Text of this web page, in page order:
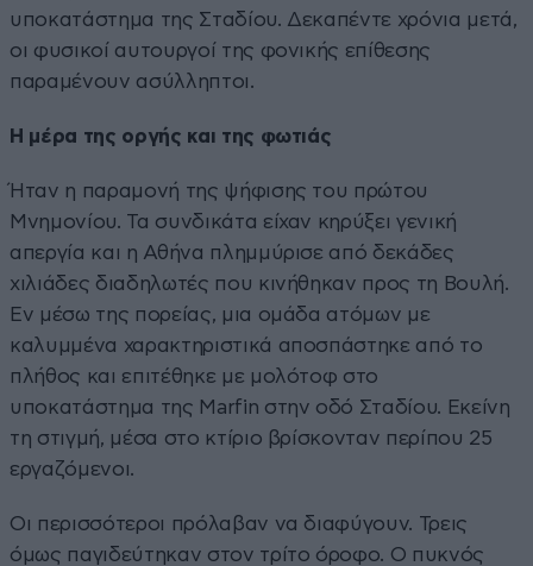
υποκατάστημα της Σταδίου. Δεκαπέντε χρόνια μετά,
οι φυσικοί αυτουργοί της φονικής επίθεσης
παραμένουν ασύλληπτοι.
Η μέρα της οργής και της φωτιάς
Ήταν η παραμονή της ψήφισης του πρώτου
Μνημονίου. Τα συνδικάτα είχαν κηρύξει γενική
απεργία και η Αθήνα πλημμύρισε από δεκάδες
χιλιάδες διαδηλωτές που κινήθηκαν προς τη Βουλή.
Εν μέσω της πορείας, μια ομάδα ατόμων με
καλυμμένα χαρακτηριστικά αποσπάστηκε από το
πλήθος και επιτέθηκε με μολότοφ στο
υποκατάστημα της Marfin στην οδό Σταδίου. Εκείνη
τη στιγμή, μέσα στο κτίριο βρίσκονταν περίπου 25
εργαζόμενοι.
Οι περισσότεροι πρόλαβαν να διαφύγουν. Τρεις
όμως παγιδεύτηκαν στον τρίτο όροφο. Ο πυκνός